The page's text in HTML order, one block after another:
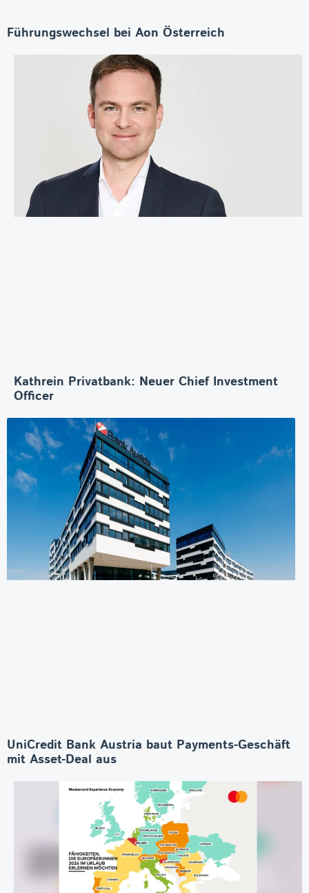
Führungswechsel bei Aon Österreich
Kathrein Privatbank: Neuer Chief Investment
Officer
UniCredit Bank Austria baut Payments-Geschäft
mit Asset-Deal aus